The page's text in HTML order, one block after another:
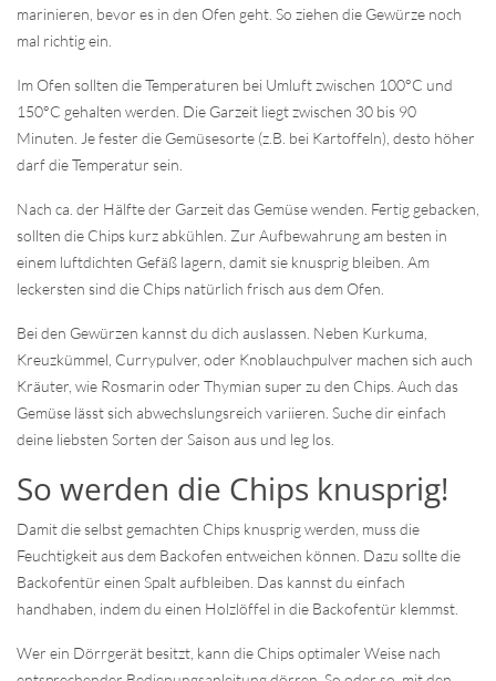
marinieren, bevor es in den Ofen geht. So ziehen die Gewürze noch
mal richtig ein.
Im Ofen sollten die Temperaturen bei Umluft zwischen 100°C und
150°C gehalten werden. Die Garzeit liegt zwischen 30 bis 90
Minuten. Je fester die Gemüsesorte (z.B. bei Kartoffeln), desto höher
darf die Temperatur sein.
Nach ca. der Hälfte der Garzeit das Gemüse wenden. Fertig gebacken,
sollten die Chips kurz abkühlen. Zur Aufbewahrung am besten in
einem luftdichten Gefäß lagern, damit sie knusprig bleiben. Am
leckersten sind die Chips natürlich frisch aus dem Ofen.
Bei den Gewürzen kannst du dich auslassen. Neben Kurkuma,
Kreuzkümmel, Currypulver, oder Knoblauchpulver machen sich auch
Kräuter, wie Rosmarin oder Thymian super zu den Chips. Auch das
Gemüse lässt sich abwechslungsreich variieren. Suche dir einfach
deine liebsten Sorten der Saison aus und leg los.
So werden die Chips knusprig!
Damit die selbst gemachten Chips knusprig werden, muss die
Feuchtigkeit aus dem Backofen entweichen können. Dazu sollte die
Backofentür einen Spalt aufbleiben. Das kannst du einfach
handhaben, indem du einen Holzlöffel in die Backofentür klemmst.
Wer ein Dörrgerät besitzt, kann die Chips optimaler Weise nach